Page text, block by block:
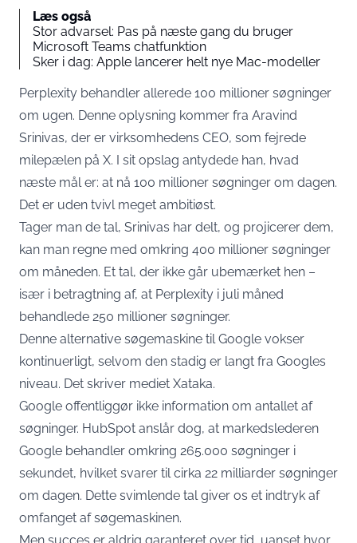
Læs også
Stor advarsel: Pas på næste gang du bruger
Microsoft Teams chatfunktion
Sker i dag: Apple lancerer helt nye Mac-modeller
Perplexity behandler allerede 100 millioner søgninger
om ugen. Denne oplysning kommer fra Aravind
Srinivas, der er virksomhedens CEO, som fejrede
milepælen på X. I sit opslag antydede han, hvad
næste mål er: at nå 100 millioner søgninger om dagen.
Det er uden tvivl meget ambitiøst.
Tager man de tal, Srinivas har delt, og projicerer dem,
kan man regne med omkring 400 millioner søgninger
om måneden. Et tal, der ikke går ubemærket hen –
især i betragtning af, at Perplexity i juli måned
behandlede 250 millioner søgninger.
Denne alternative søgemaskine til Google vokser
kontinuerligt, selvom den stadig er langt fra Googles
niveau. Det skriver mediet Xataka.
Google offentliggør ikke information om antallet af
søgninger. HubSpot anslår dog, at markedslederen
Google behandler omkring 265.000 søgninger i
sekundet, hvilket svarer til cirka 22 milliarder søgninger
om dagen. Dette svimlende tal giver os et indtryk af
omfanget af søgemaskinen.